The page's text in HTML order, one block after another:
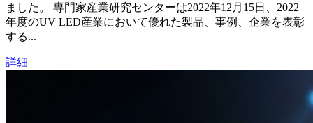
ました。 専門家産業研究センターは2022年12月15日、2022
年度のUV LED産業において優れた製品、事例、企業を表彰
する...
詳細